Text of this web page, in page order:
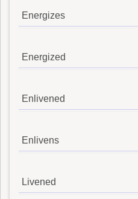
Energizes
Energized
Enlivened
Enlivens
Livened